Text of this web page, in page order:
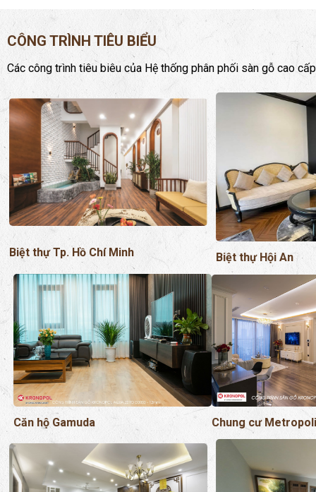
CÔNG TRÌNH TIÊU BIỂU
Các công trình tiêu biêu của Hệ thống phân phối sàn gỗ cao
Biệt thự Tp. Hồ Chí Minh Biệt thự Hội An
Căn hộ Gamuda Chung cư